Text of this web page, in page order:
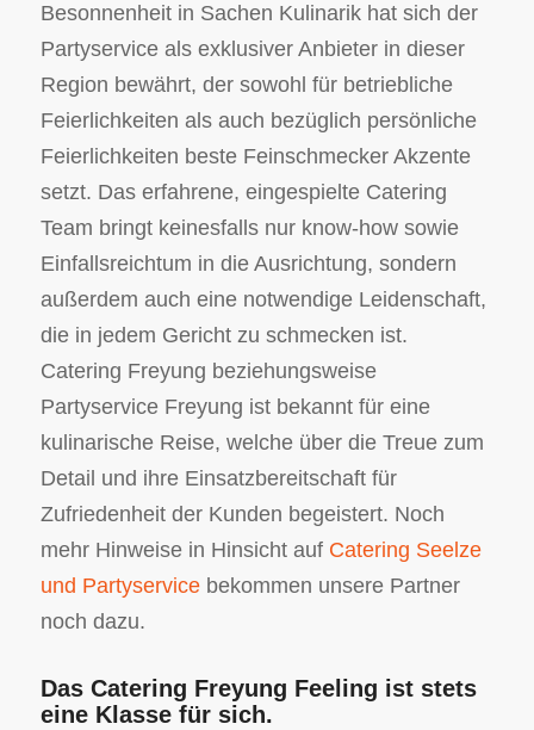
Besonnenheit in Sachen Kulinarik hat sich der
Partyservice als exklusiver Anbieter in dieser
Region bewährt, der sowohl für betriebliche
Feierlichkeiten als auch bezüglich persönliche
Feierlichkeiten beste Feinschmecker Akzente
setzt. Das erfahrene, eingespielte Catering
Team bringt keinesfalls nur know-how sowie
Einfallsreichtum in die Ausrichtung, sondern
außerdem auch eine notwendige Leidenschaft,
die in jedem Gericht zu schmecken ist.
Catering Freyung beziehungsweise
Partyservice Freyung ist bekannt für eine
kulinarische Reise, welche über die Treue zum
Detail und ihre Einsatzbereitschaft für
Zufriedenheit der Kunden begeistert. Noch
mehr Hinweise in Hinsicht auf Catering Seelze
und Partyservicebekommen unsere Partner
noch dazu.
Das Catering Freyung Feeling ist stets
eine Klasse für sich.